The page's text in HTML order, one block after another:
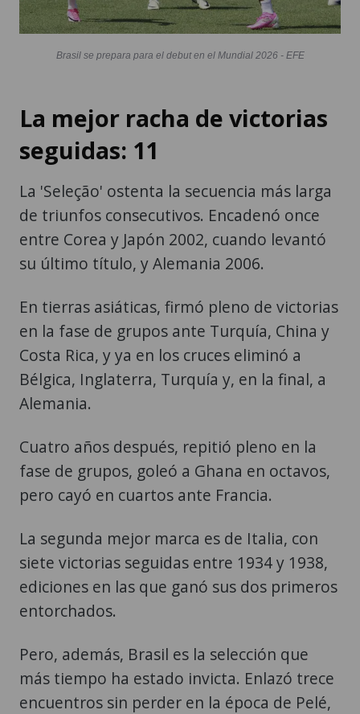
Brasil se prepara para el debut en el Mundial 2026 - EFE
La mejor racha de victorias
seguidas: 11
La 'Seleção' ostenta la secuencia más larga
de triunfos consecutivos. Encadenó once
entre Corea y Japón 2002, cuando levantó
su último título, y Alemania 2006.
En tierras asiáticas, firmó pleno de victorias
en la fase de grupos ante Turquía, China y
Costa Rica, y ya en los cruces eliminó a
Bélgica, Inglaterra, Turquía y, en la final, a
Alemania.
Cuatro años después, repitió pleno en la
fase de grupos, goleó a Ghana en octavos,
pero cayó en cuartos ante Francia.
La segunda mejor marca es de Italia, con
siete victorias seguidas entre 1934 y 1938,
ediciones en las que ganó sus dos primeros
entorchados.
Pero, además, Brasil es la selección que
más tiempo ha estado invicta. Enlazó trece
encuentros sin perder en la época de Pelé,